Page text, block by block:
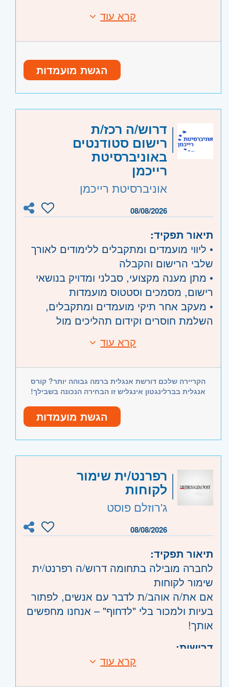
יכולת מכירה גבוה.
היקף משרה: משרה מלאה,משרה חלקית,
משמרות
קוד משרה:JB-405
אזור: מרכז - תל אביב, פתח תקווה, רמת גן
וגבעתיים, בקעת אונו וגבעת שמואל, חולון
- חדרה וזכרון יעקב, נתניה ועמק חפר,
רעננה, כפר סבא והוד השרון, ראש העין,
ירושלים- יהודה ושומרון
השפלה- ראשון לציון ונס- ציונה, רמלה לוד,
רחובות, יבנה
קרא עוד
הגשת מועמדות
דרוש/ה רכז/ת
רישום סטודנטים
באוניברסיטת
רייכמן
אוניברסיטת רייכמן
08/08/2026
תיאור תפקיד:
• ליווי מועמדים ומתקבלים ללימודים לאורך
שלבי הרישום והקבלה
• מתן מענה מקצועי, סבלני ומדויק בנושאי
רישום, מסמכים וסטטוס מועמדות
• מעקב אחר תיקי מועמדים ומתקבלים,
השלמת חוסרים וקידום תהליכים מול
• עבודה שוטפת עם בתי הספר, יועצי
• ריכוז נתונים, הפקת דוחות וסיוע בבקרה על
תהליכי הרישום והקבלה
במשרה מלאהבסביבת עבודה
דינמית, שירותית ומרובת ממשקים
• תודעת שירות גבוהה
• יכולת עמידה בלחץ וריבוי משימות
• יכולת הבעה גבוהה בכתב ובע"פ
היכרות עם סביבת עבודה ממוחשבת
• יכולת קליטה מהירה ושליטה בפרטי מידע
רב
• סדר, דיוק, אחריות אישית גבוהה ויכולת
ירידה לפרטים
• יכולת עבודה בסביבה מרובת משימות,
עמידה בלוחות זמנים ותיעדוף נכון
• אנגלית ברמה טובה
קוד משרה:JB-534
אזור: מרכז
- תל אביב, פתח תקווה, רמת גן
וגבעתיים
- חדרה וזכרון יעקב, נתניה ועמק חפר,
רעננה, כפר סבא והוד השרון, ראש העין,
הרצליה ורמת השרון
קרא עוד
הקריירה שלכם דורשת אנגלית ברמה גבוהה יותר? קורס
אנגלית בברלינגטון אינגליש זו הבחירה הנכונה בשבילך!
הגשת מועמדות
רפרנט/ית שימור
לקוחות
ג'רוזלם פוסט
08/08/2026
תיאור תפקיד:
לחברה מובילה בתחומה דרוש/ה רפרנט/ית
שימור לקוחות
אם את/ה אוהב/ת לדבר עם אנשים, לפתור
בעיות ולמכור בלי "לדחוף" – אנחנו מחפשים
אותך!
דרישות:
קרא עוד